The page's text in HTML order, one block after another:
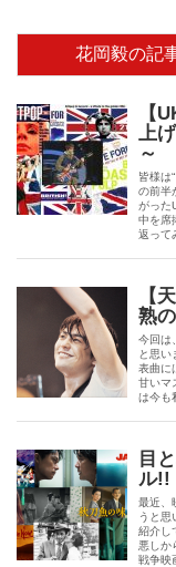
花岡毅の記
【
上
～
皆様は
の前半
がった
中を席
返って
【
熟
今回は
と思い
表曲に
甘いマ
は今も
目
ル!!
最近、
うと思
紹介し
悪しか
戦争映